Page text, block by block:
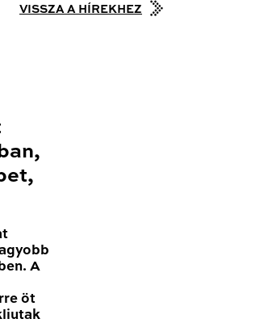
VISSZA A HÍREKHEZ
A
öt